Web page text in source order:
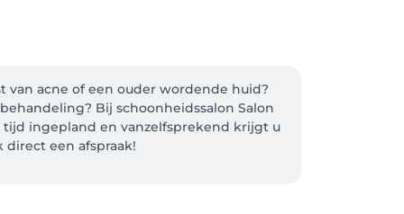
van acne of een ouder wordende huid?
Bij schoonheidssalon Salon
ingepland en vanzelfsprekend krijgt u
een afspraak!